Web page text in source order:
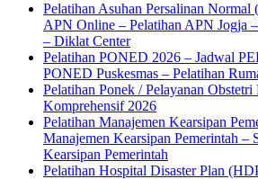
Pelatihan Asuhan Persalinan
APN Online – Pelatihan APN Jogja
– Diklat Center
Pelatihan PONED 2026 – Jadwal
PONED Puskesmas – Pelatihan
Pelatihan Ponek / Pelayanan Obstetri
Komprehensif 2026
Pelatihan Manajemen Kearsipan
Manajemen Kearsipan Pemerintah –
Kearsipan Pemerintah
Pelatihan Hospital Disaster Plan